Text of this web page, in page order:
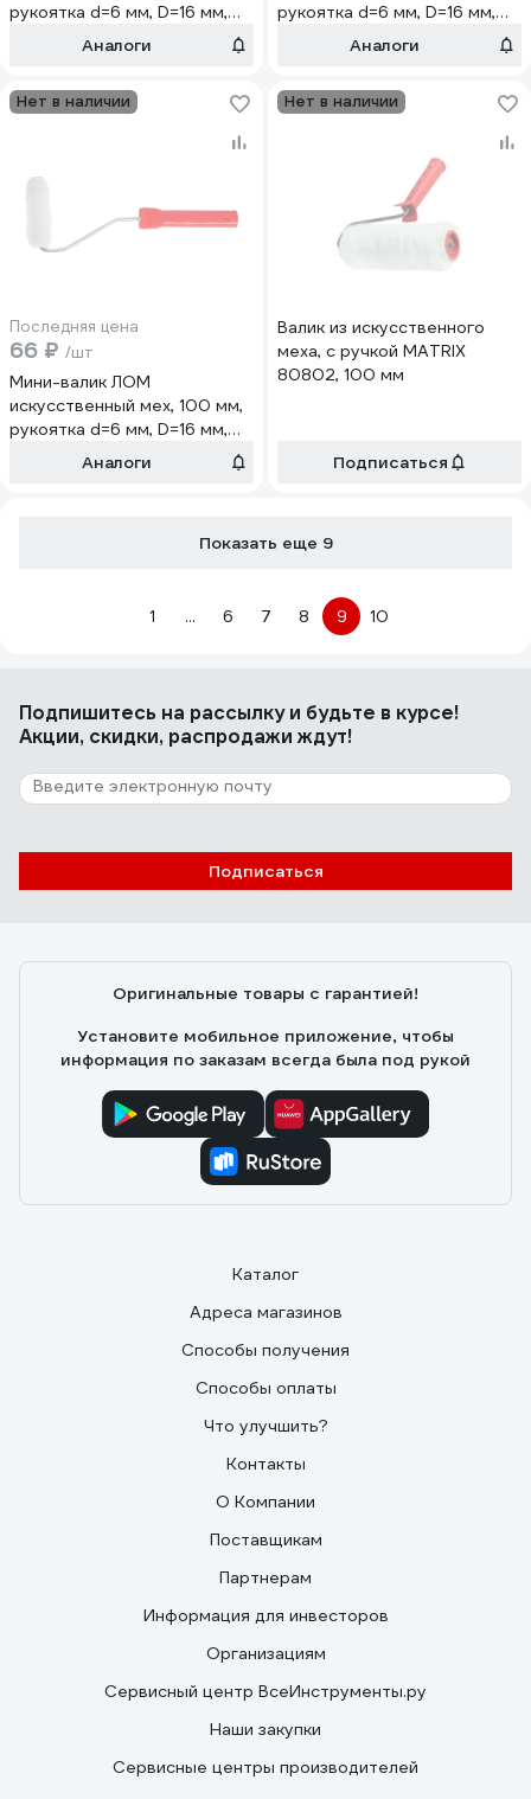
рукоятка d=6 мм, D=16 мм,
ворс 16 мм 9950581
Аналоги
рукоятка d=6 мм, D=16 мм,
ворс 16 мм 9950576
Аналоги
Нет в наличии
Последняя цена
66 ₽ /шт
Мини-валик ЛОМ
искусственный мех, 100 мм,
рукоятка d=6 мм, D=16 мм,
ворс 16 мм 9950578
Аналоги
Нет в наличии
Валик из искусственного
меха, с ручкой MATRIX
80802, 100 мм
Подписаться
Показать еще 9
1 ... 6 7 8 9 10
Подпишитесь на рассылкуи будьте в курсе!
Акции, скидки, распродажи ждут!
Подписаться
Оригинальные товары с гарантией!
Установите мобильное приложение, чтобы
информация по заказам всегда была под рукой
Каталог
Адреса магазинов
Способы получения
Способы оплаты
Что улучшить?
Контакты
О Компании
Поставщикам
Партнерам
Информация для инвесторов
Организациям
Сервисный центр ВсеИнструменты.ру
Наши закупки
Сервисные центры производителей